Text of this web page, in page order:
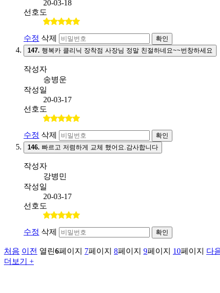
20-03-18
선호도
수정 삭제
확인
147. 행복카 클리닉 장착점 사장님 정말 친절하네요~~번창하세요
작성자
송병운
작성일
20-03-17
선호도
수정 삭제
확인
146. 빠르고 저렴하게 교체 했어요.감사합니다
작성자
강병민
작성일
20-03-17
선호도
수정 삭제 확인
처음 이전 열린6페이지 7페이지 8페이지 9페이지 10페이지
다
더보기 +